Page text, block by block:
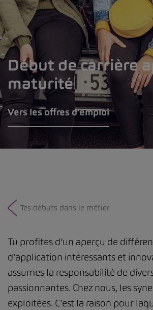
Début de carrière
maturité
Vers les offres d’emploi
Tes débuts dans le métier
Tu profites d’un aperçu de
d’application intéressants et
assumes la responsabilité de
passionnantes. Chez nous, les
exploitées. C’est la raison pour